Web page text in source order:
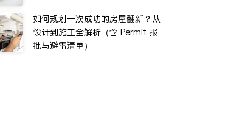
如何规划一次成功的房屋翻新？从
设计到施工全解析（含 Permit 报
批与避雷清单）